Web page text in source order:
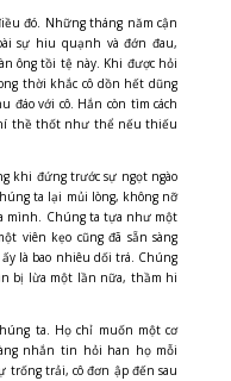
đó. Những tháng năm cận
sự hiu quạnh và đớn đau,
ông tồi tệ này. Khi được hỏi
thời khắc cô dồn hết dũng
đáo với cô. Hắn còn tìm cách
thề thốt như thể nếu thiếu
khi đứng trước sự ngọt ngào
ta lại mủi lòng, không nỡ
mình. Chúng ta tựa như một
viên kẹo cũng đã sẵn sàng
là bao nhiêu dối trá. Chúng
bị lừa một lần nữa, thầm hi
ta. Họ chỉ muốn một cơ
nhắn tin hỏi han họ mỗi
trống trải, cô đơn ập đến sau